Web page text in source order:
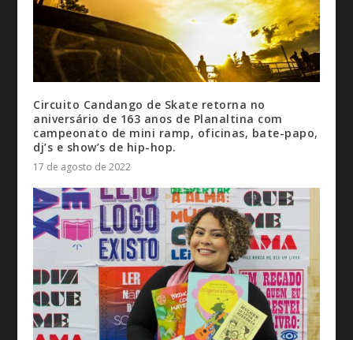
Circuito Candango de Skate retorna no
aniversário de 163 anos de Planaltina com
campeonato de mini ramp, oficinas, bate-papo,
dj’s e show’s de hip-hop.
17 de agosto de 2022